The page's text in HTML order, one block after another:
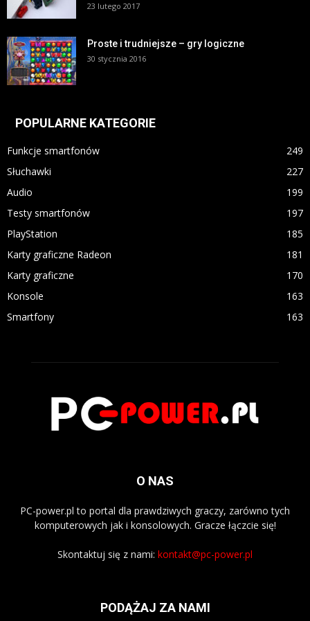
23 lutego 2017
Proste i trudniejsze – gry logiczne
30 stycznia 2016
POPULARNE KATEGORIE
Funkcje smartfonów
249
Słuchawki
227
Audio
199
Testy smartfonów
197
PlayStation
185
Karty graficzne Radeon
181
Karty graficzne
170
Konsole
163
Smartfony
163
O NAS
PC-power.pl to portal dla prawdziwych graczy, zarówno tych
komputerowych jak i konsolowych. Gracze łączcie się!
Skontaktuj się z nami: kontakt@pc-power.pl
PODĄŻAJ ZA NAMI